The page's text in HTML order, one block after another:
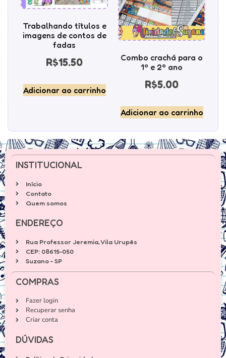
Trabalhando títulos e
imagens de contos de
fadas
R$15.50
Adicionar ao carrinho
Combo crachá para o
1º e 2º ano
R$5.00
Adicionar ao carrinho
INSTITUCIONAL
Início
Contato
Quem somos
ENDEREÇO
Rua Professor Jeremia, Vila Urupês
CEP: 08615-050
Suzano - SP
COMPRAS
Fazer login
Recuperar senha
Criar conta
DÚVIDAS